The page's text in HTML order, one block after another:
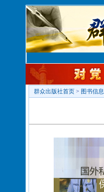
群众出版社首页 > 图书信息